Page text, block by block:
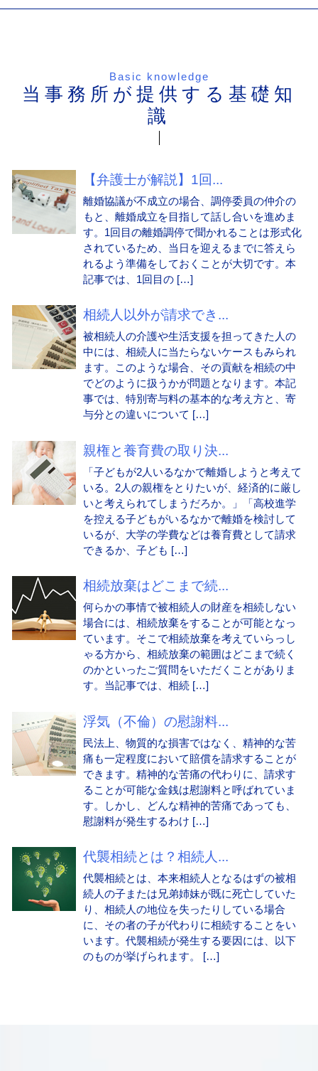
Basic knowledge
当事務所が提供する基礎知
識
【弁護士が解説】1回...
離婚協議が不成立の場合、調停委員の仲介の
もと、離婚成立を目指して話し合いを進めま
す。1回目の離婚調停で聞かれることは形式化
されているため、当日を迎えるまでに答えら
れるよう準備をしておくことが大切です。本
記事では、1回目の […]
相続人以外が請求でき...
被相続人の介護や生活支援を担ってきた人の
中には、相続人に当たらないケースもみられ
ます。このような場合、その貢献を相続の中
でどのように扱うかが問題となります。本記
事では、特別寄与料の基本的な考え方と、寄
与分との違いについて […]
親権と養育費の取り決...
「子どもが2人いるなかで離婚しようと考えて
いる。2人の親権をとりたいが、経済的に厳し
いと考えられてしまうだろか。」「高校進学
を控える子どもがいるなかで離婚を検討して
いるが、大学の学費などは養育費として請求
できるか、子ども […]
相続放棄はどこまで続...
何らかの事情で被相続人の財産を相続しない
場合には、相続放棄をすることが可能となっ
ています。そこで相続放棄を考えていらっし
ゃる方から、相続放棄の範囲はどこまで続く
のかといったご質問をいただくことがありま
す。当記事では、相続 […]
浮気（不倫）の慰謝料...
民法上、物質的な損害ではなく、精神的な苦
痛も一定程度において賠償を請求することが
できます。精神的な苦痛の代わりに、請求す
ることが可能な金銭は慰謝料と呼ばれていま
す。しかし、どんな精神的苦痛であっても、
慰謝料が発生するわけ […]
代襲相続とは？相続人...
代襲相続とは、本来相続人となるはずの被相
続人の子または兄弟姉妹が既に死亡していた
り、相続人の地位を失ったりしている場合
に、その者の子が代わりに相続することをい
います。代襲相続が発生する要因には、以下
のものが挙げられます。 […]